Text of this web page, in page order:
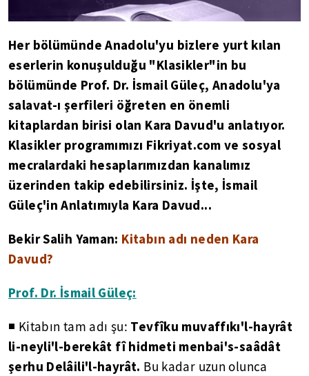
Her bölümünde Anadolu'yu bizlere yurt kılan
eserlerin konuşulduğu "Klasikler"in bu
bölümünde Prof. Dr. İsmail Güleç, Anadolu'ya
salavat-ı şerfileri öğreten en önemli
kitaplardan birisi olan Kara Davud'u anlatıyor.
Klasikler programımızı Fikriyat.com ve sosyal
mecralardaki hesaplarımızdan kanalımız
üzerinden takip edebilirsiniz. İşte, İsmail
Güleç'in Anlatımıyla Kara Davud...
Bekir Salih Yaman: Kitabın adı neden Kara
Davud?
Prof. Dr. İsmail Güleç:
◾ Kitabın tam adı şu: Tevfîku muvaffıkı'l-hayrât
li-neyli'l-berekât fî hidmeti menbai's-saâdât
şerhu Delâili'l-hayrât. Bu kadar uzun olunca